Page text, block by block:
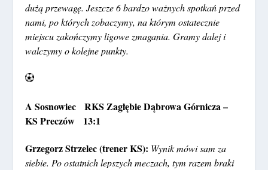
dużą przewagę. Jeszcze 6 bardzo ważnych spotkań przed
nami, po których zobaczymy, na którym ostatecznie
miejscu zakończymy ligowe zmagania. Gramy dalej i
walczymy o kolejne punkty.
A Sosnowiec RKS Zagłębie Dąbrowa Górnicza –
KS Preczów 13:1
Grzegorz Strzelec (trener KS): Wynik mówi sam za
siebie. Po ostatnich lepszych meczach, tym razem braki